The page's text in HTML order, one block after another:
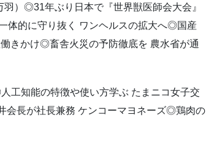
）◎31年ぶり日本で『世界獣医師会大会』
体的に守り抜く ワンヘルスの拡大へ◎国産
きかけ◎畜舎火災の予防徹底を 農水省が通
工知能の特徴や使い方学ぶ たまニコ女子交
長が社長兼務 ケンコーマヨネーズ◎鶏肉の